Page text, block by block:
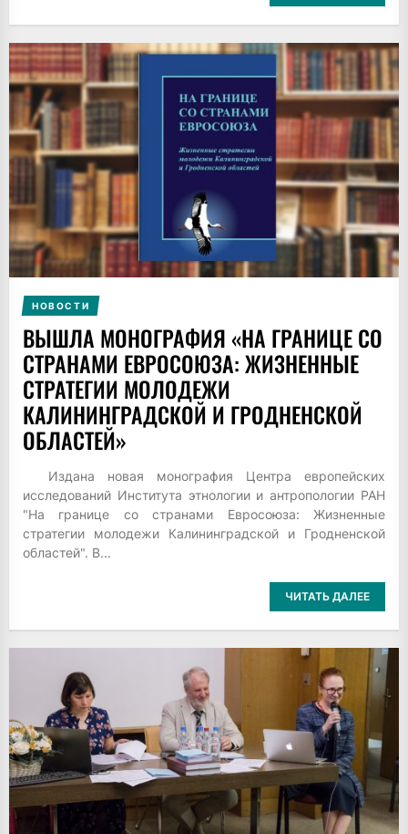
НОВОСТИ
ВЫШЛА МОНОГРАФИЯ «НА ГРАНИЦЕ СО
СТРАНАМИ ЕВРОСОЮЗА: ЖИЗНЕННЫЕ
СТРАТЕГИИ МОЛОДЕЖИ
КАЛИНИНГРАДСКОЙ И ГРОДНЕНСКОЙ
ОБЛАСТЕЙ»
Издана новая монография Центра европейских
исследований Института этнологии и антропологии РАН
"На границе со странами Евросоюза: Жизненные
стратегии молодежи Калининградской и Гродненской
областей". В...
ЧИТАТЬ ДАЛЕЕ